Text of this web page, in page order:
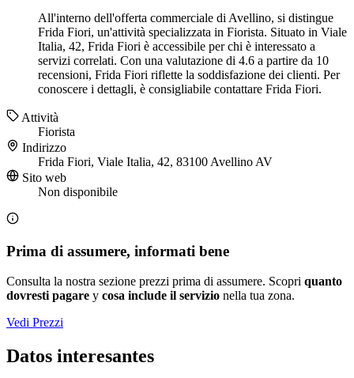
All'interno dell'offerta commerciale di Avellino, si distingue
Frida Fiori, un'attività specializzata in Fiorista. Situato in Viale
Italia, 42, Frida Fiori è accessibile per chi è interessato a
servizi correlati. Con una valutazione di 4.6 a partire da 10
recensioni, Frida Fiori riflette la soddisfazione dei clienti. Per
conoscere i dettagli, è consigliabile contattare Frida Fiori.
Attività
Fiorista
Indirizzo
Frida Fiori, Viale Italia, 42, 83100 Avellino AV
Sito web
Non disponibile
Prima di assumere, informati bene
Consulta la nostra sezione prezzi prima di assumere. Scopri quanto
dovresti pagare y cosa include il servizio nella tua zona.
Vedi Prezzi
Datos interesantes